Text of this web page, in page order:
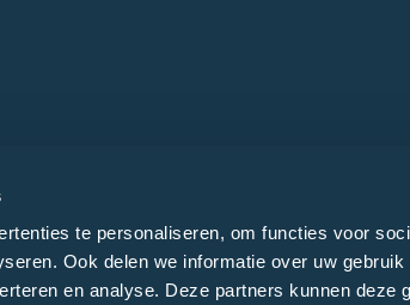
te personaliseren, om functies voor
Ook delen we informatie over uw
en analyse. Deze partners kunnen deze